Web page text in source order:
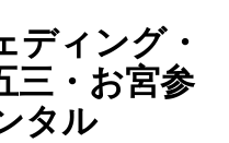
ディング・
三・お宮参
タル